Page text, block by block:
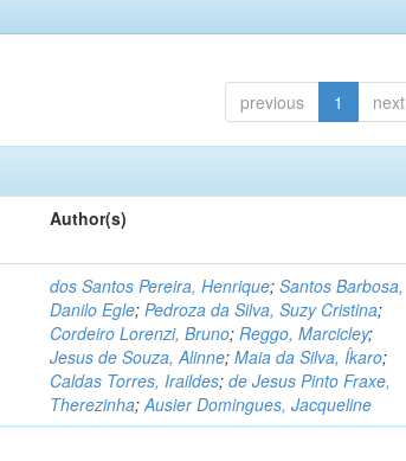
previous 1 next
Author(s)
dos Santos Pereira, Henrique;Santos Barbosa,
Danilo Egle;Pedroza da Silva, Suzy Cristina;
Cordeiro Lorenzi, Bruno;Reggo, Marcicley;
Jesus de Souza, Alinne;Maia da Silva, Íkaro;
Caldas Torres, Iraildes;de Jesus Pinto Fraxe,
Therezinha;Ausier Domingues, Jacqueline